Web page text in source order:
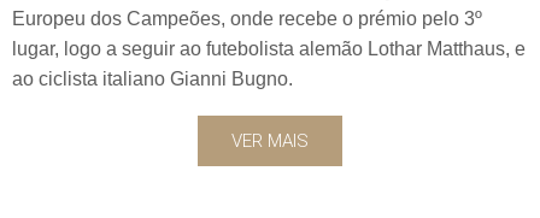
Europeu dos Campeões, onde recebe o prémio pelo 3º
lugar, logo a seguir ao futebolista alemão Lothar Matthaus, e
ao ciclista italiano Gianni Bugno.
VER MAIS